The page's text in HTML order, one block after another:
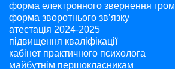
форма електронного звернення
форма зворотнього зв’язку
атестація 2024-2025
підвищення кваліфікації
кабінет практичного психолога
майбутнім першокласникам